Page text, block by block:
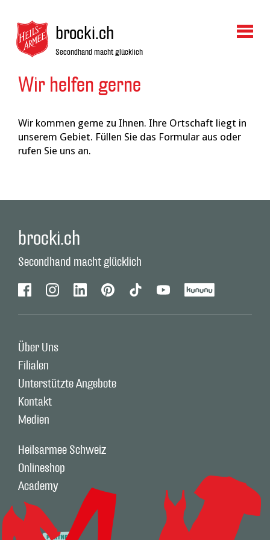
brocki.ch
Secondhand macht glücklich
Wir helfen gerne
13
Juli
2015
Wir kommen gerne zu Ihnen. Ihre Ortschaft liegt in
unserem Gebiet. Füllen Sie das Formular aus oder
rufen Sie uns an.
brocki.ch
Secondhand macht glücklich
FacebookInstagramLinkedin PinterestTiktok Youtube
Über Uns
Filialen
Unterstützte Angebote
Kontakt
Medien
Heilsarmee Schweiz
Onlineshop
Academy